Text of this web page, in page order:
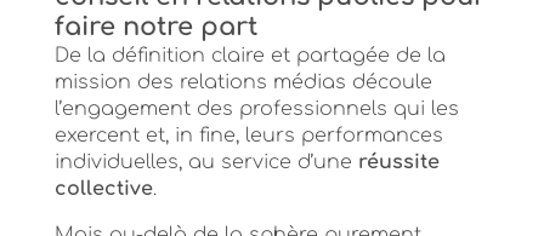
faire notre part
De la définition claire et partagée de la
mission des relations médias découle
l’engagement des professionnels qui les
exercent et, in fine, leurs performances
individuelles, au service d’une réussite
collective.